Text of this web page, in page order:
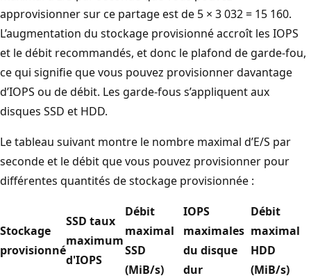
approvisionner sur ce partage est de 5 × 3 032 = 15 160.
L’augmentation du stockage provisionné accroît les IOPS
et le débit recommandés, et donc le plafond de garde-fou,
ce qui signifie que vous pouvez provisionner davantage
d’IOPS ou de débit. Les garde-fous s’appliquent aux
disques SSD et HDD.
Le tableau suivant montre le nombre maximal d’E/S par
seconde et le débit que vous pouvez provisionner pour
différentes quantités de stockage provisionnée :
Stockage
provisionné
SSD taux
maximum
d'IOPS
Débit
maximal
SSD
(MiB/s)
IOPS
maximales
du disque
dur
Débit
maximal
HDD
(MiB/s)